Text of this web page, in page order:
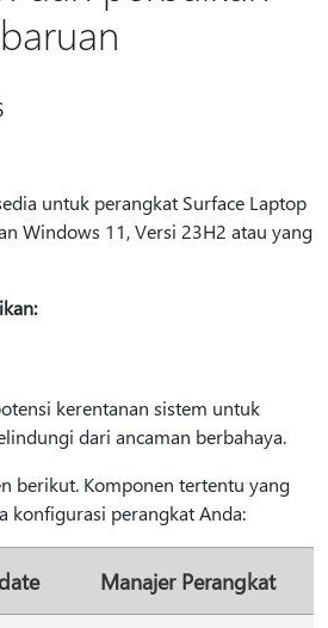
untuk perangkat Surface Laptop
Windows 11, Versi 23H2 atau yang
kerentanan sistem untuk
dari ancaman berbahaya.
berikut. Komponen tertentu yang
konfigurasi perangkat Anda:
Manajer Perangkat